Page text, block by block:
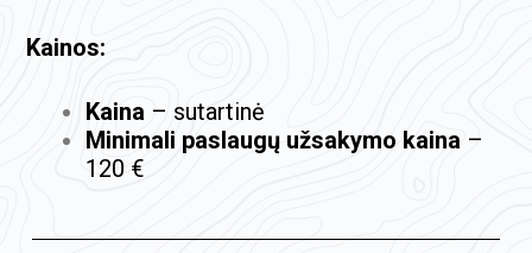
Kainos:
Kaina – sutartinė
Minimali paslaugų užsakymo kaina –
120 €